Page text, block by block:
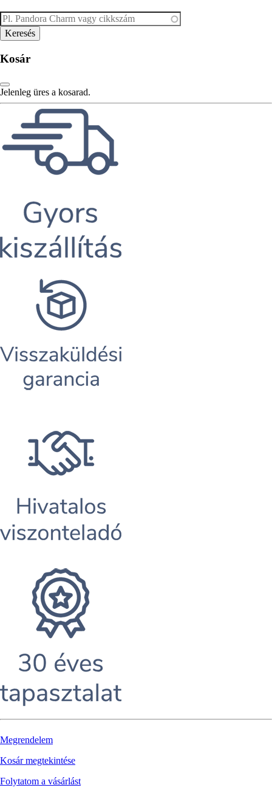
Kosár
Jelenleg üres a kosarad.
Megrendelem
Kosár megtekintése
Folytatom a vásárlást